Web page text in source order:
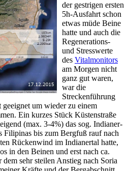
der gestrigen ersten
5h-Ausfahrt schon
etwas müde Beine
hatte und auch die
Regenerations-
und Stresswerte
des Vitalmonitors
am Morgen nicht
ganz gut waren,
war die
Streckenführung
geeignet um wieder zu einem
Ein kurzes Stück Küstenstraße
(max. 3-4%) das sog. Indianer-
Filipinas bis zum Bergfuß rauf nach
Rückenwind im Indianertal hatte,
in den Beinen und erst nach ca.
sehr steilen Anstieg nach Soria